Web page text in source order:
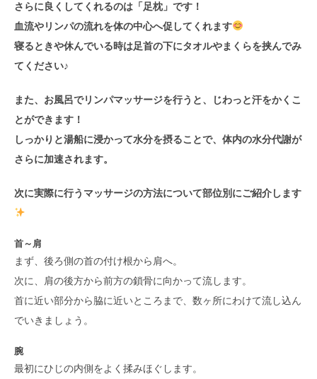
さらに良くしてくれるのは「足枕」です！
血流やリンパの流れを体の中心へ促してくれます
寝るときや休んでいる時は足首の下にタオルやまくらを挟んでみ
てください♪
また、お風呂でリンパマッサージを行うと、じわっと汗をかくこ
とができます！
しっかりと湯船に浸かって水分を摂ることで、体内の水分代謝が
さらに加速されます。
次に実際に行うマッサージの方法について部位別にご紹介します
首～肩
まず、後ろ側の首の付け根から肩へ。
次に、肩の後方から前方の鎖骨に向かって流します。
首に近い部分から脇に近いところまで、数ヶ所にわけて流し込ん
でいきましょう。
腕
最初にひじの内側をよく揉みほぐします。